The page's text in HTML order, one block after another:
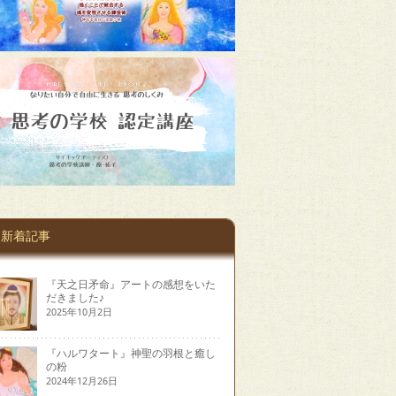
新着記事
『天之日矛命』アートの感想をいた
だきました♪
2025年10月2日
『ハルワタート』神聖の羽根と癒し
の粉
2024年12月26日